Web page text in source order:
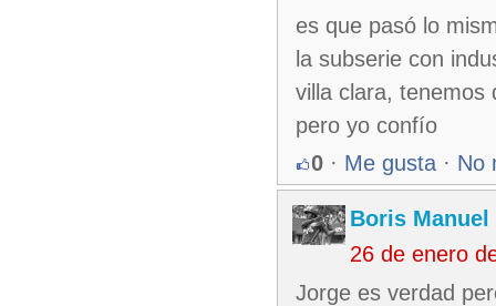
es que pasó lo
la subserie con
villa clara, tenemos
pero yo confío
0 · Me gusta · No
Boris Manuel
26 de enero
Jorge es verdad